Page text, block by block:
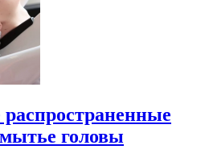
головы